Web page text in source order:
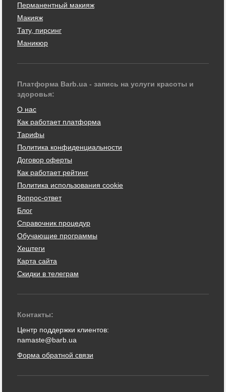
Перманентный макияж
Макияж
Тату, пирсинг
Маникюр
Платформа Barb.ua - запись на услуги красоты и
здоровья:
О нас
Как работает платформа
Тарифы
Политика конфиденциальности
Договор оферты
Как работает рейтинг
Политика использования cookie
Вопрос-ответ
Блог
Справочник процедур
Обучающие программы
Хештеги
Карта сайта
Скидки в телеграм
Контакты:
Центр поддержки клиентов:
namaste@barb.ua
Форма обратной связи